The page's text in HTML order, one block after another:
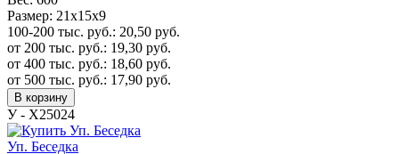
Размер: 21х15х9
100-200 тыс. руб.: 20,50 руб.
от 200 тыс. руб.: 19,30 руб.
от 400 тыс. руб.: 18,60 руб.
от 500 тыс. руб.: 17,90 руб.
В корзину
У - Х25024
Уп. Беседка